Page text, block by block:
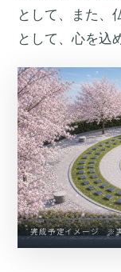
として、また、
として、心を込
完成予定イメージ ※